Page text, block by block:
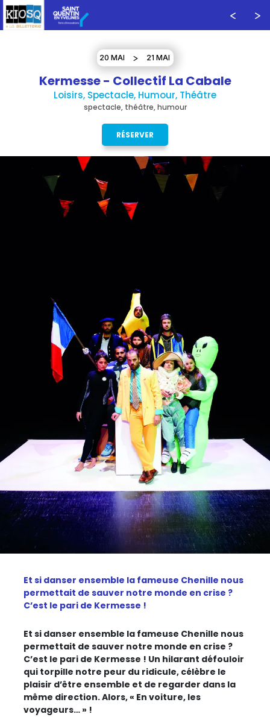
20 MAI 21 MAI
Kermesse - Collectif La Cabale
Loisirs, Spectacle, Humour, Théâtre
spectacle, théâtre, humour
RÉSERVER
Et si danser ensemble la fameuse Chenille nous
permettait de sauver notre monde en crise ?
C’est le pari de Kermesse !
Et si danser ensemble la fameuse Chenille nous
permettait de sauver notre monde en crise ?
C’est le pari de Kermesse ! Un hilarant défouloir
qui torpille notre peur du ridicule, célèbre le
plaisir d’être ensemble et de regarder dans la
même direction. Alors, « En voiture, les
voyageurs… » !